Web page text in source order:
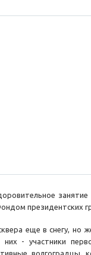
президентских
еще в снегу, но
- участники